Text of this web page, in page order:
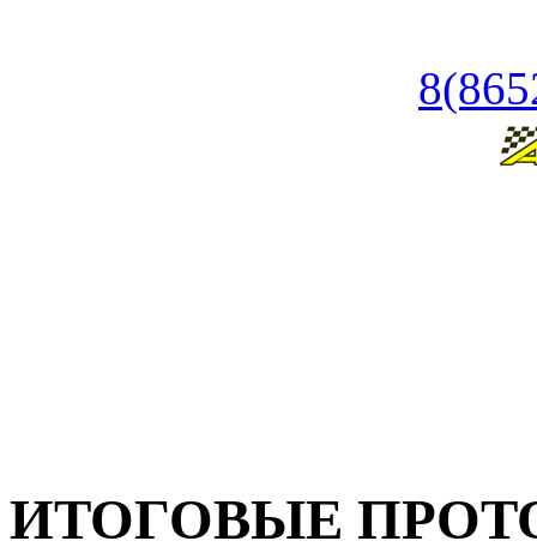
ИТОГОВЫЕ